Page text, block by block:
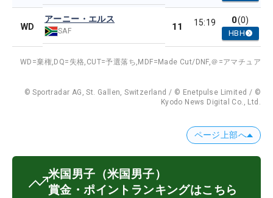
WD
アーニー・エルス
SAF 11 15:19 0(0)
HBH
WD=棄権, DQ=失格, CUT=予選落ち, MDF=Made Cut/DNF,＠=アマチュア
© Sportradar AG, St. Gallen, Switzerland / © Enetpulse Limited / ©
Kyodo News Digital Co., Ltd.
ページ上部へ
米国男子 （米国男子）
賞金・ポイントランキングはこちら